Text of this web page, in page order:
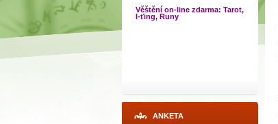
Věštění on-line zdarma: Tarot,
I-ťing, Runy
ANKETA